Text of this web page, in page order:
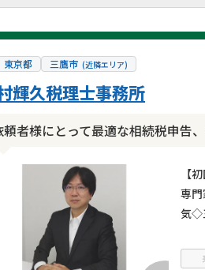
東京都 三鷹市 (近隣エリア)
頼者様にとって最適な相続税申告
輝久税理士事務所
【
専
気◇